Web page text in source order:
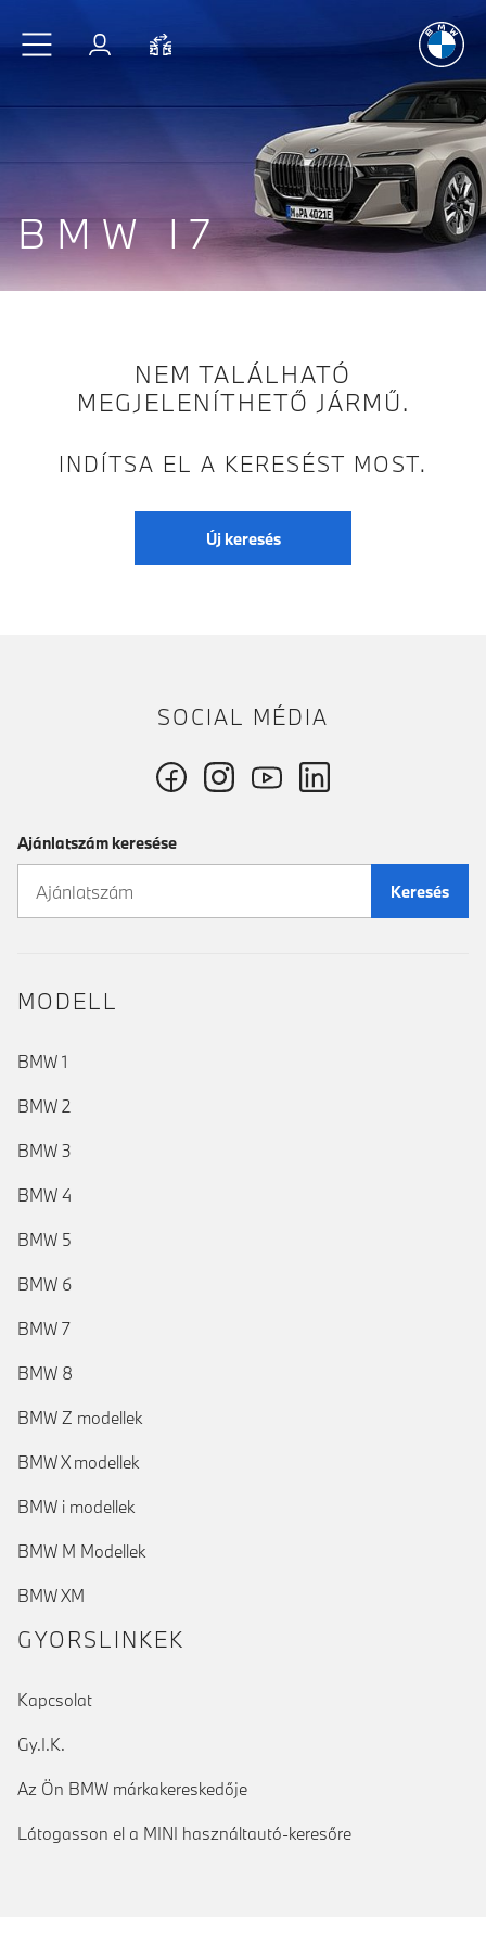
BejelentkezésÖsszehasonlítás
A vezetés
BMW I7
NEM TALÁLHATÓ
MEGJELENÍTHETŐ JÁRMŰ.
INDÍTSA EL A KERESÉST MOST.
Új keresés
SOCIAL MÉDIA
Ajánlatszám keresése
Keresés
MODELL
BMW 1
BMW 2
BMW 3
BMW 4
BMW 5
BMW 6
BMW 7
BMW 8
BMW Z modellek
BMW X modellek
BMW i modellek
BMW M Modellek
BMW XM
GYORSLINKEK
Kapcsolat
Gy.I.K.
Az Ön BMW márkakereskedője
Látogasson el a MINI használtautó-keresőre